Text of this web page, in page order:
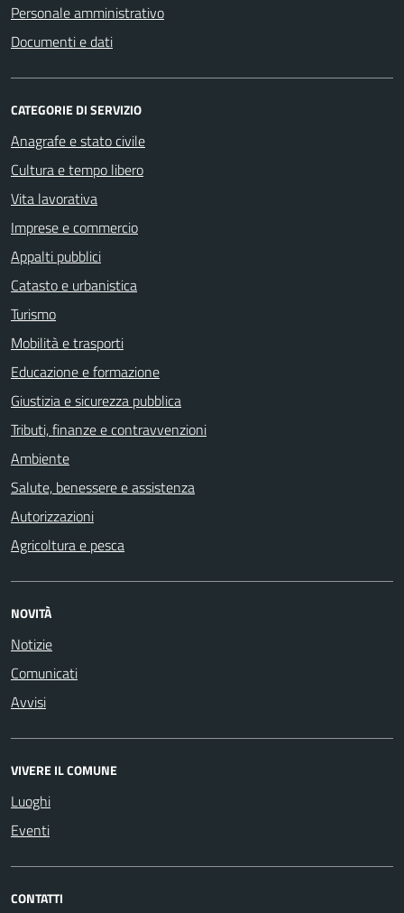
Personale amministrativo
Documenti e dati
CATEGORIE DI SERVIZIO
Anagrafe e stato civile
Cultura e tempo libero
Vita lavorativa
Imprese e commercio
Appalti pubblici
Catasto e urbanistica
Turismo
Mobilità e trasporti
Educazione e formazione
Giustizia e sicurezza pubblica
Tributi, finanze e contravvenzioni
Ambiente
Salute, benessere e assistenza
Autorizzazioni
Agricoltura e pesca
NOVITÀ
Notizie
Comunicati
Avvisi
VIVERE IL COMUNE
Luoghi
Eventi
CONTATTI